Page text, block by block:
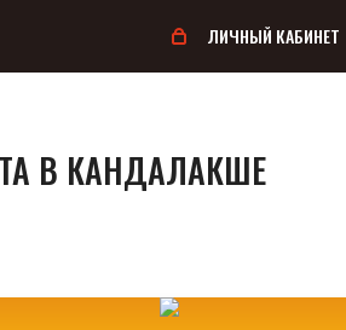
ЛИЧНЫЙ КАБИНЕТ
В КАНДАЛАКШЕ